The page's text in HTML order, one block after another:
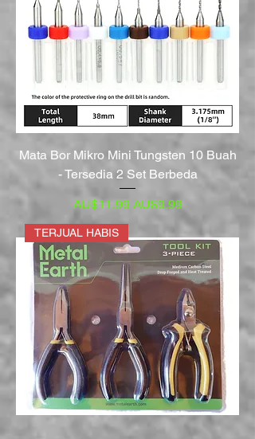
Mata Bor Mikro Mini Tungsten 10 Buah
- Tersedia 2 Set Berbeda
Harga Reguler
AU$11,99 Harga Promosi
AU$9,99
TERJUAL HABIS